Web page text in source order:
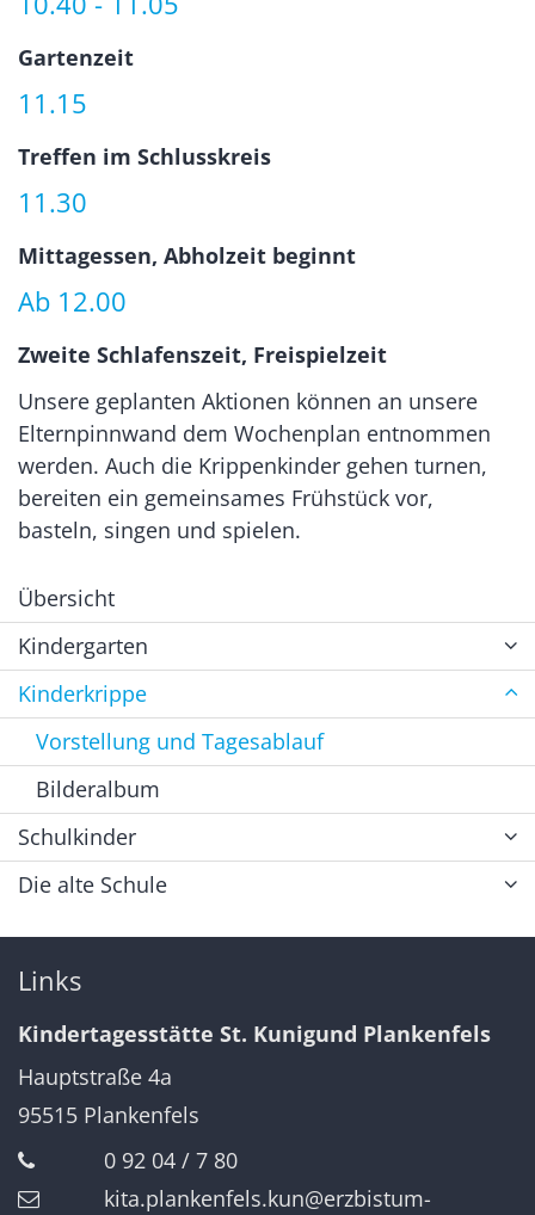
Gartenzeit
11.15
Treffen im Schlusskreis
11.30
Mittagessen, Abholzeit beginnt
Ab 12.00
Zweite Schlafenszeit, Freispielzeit
Unsere geplanten Aktionen können an unsere
Elternpinnwand dem Wochenplan entnommen
werden. Auch die Krippenkinder gehen turnen,
bereiten ein gemeinsames Frühstück vor,
basteln, singen und spielen.
Übersicht
Kindergarten
Kinderkrippe
Vorstellung und Tagesablauf
Bilderalbum
Schulkinder
Die alte Schule
Links
Kindertagesstätte St. Kunigund Plankenfels
Hauptstraße 4a
95515 Plankenfels
0 92 04 / 7 80
kita.plankenfels.kun@erzbistum-